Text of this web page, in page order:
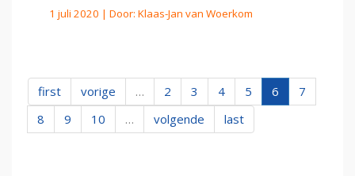
1 juli 2020 | Door: Klaas-Jan van Woerkom
first vorige … 2 3 4 5 6
7
8
9 10 … volgende last